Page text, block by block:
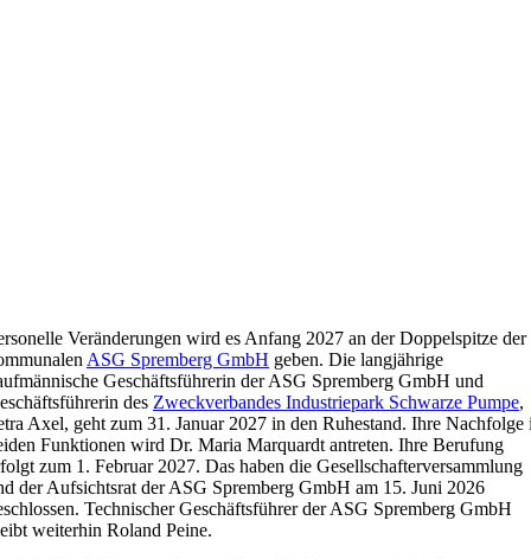
Veränderungen wird es Anfang 2027 an der Doppelspitze der
ASG Spremberg GmbH geben. Die langjährige
Geschäftsführerin der ASG Spremberg GmbH und
des Zweckverbandes Industriepark Schwarze Pumpe,
Axel, geht zum 31. Januar 2027 in den Ruhestand. Ihre Nachfolge
Funktionen wird Dr. Maria Marquardt antreten. Ihre Berufung
zum 1. Februar 2027. Das haben die Gesellschafterversammlung
der Aufsichtsrat der ASG Spremberg GmbH am 15. Juni 2026
Technischer Geschäftsführer der ASG Spremberg GmbH
weiterhin Roland Peine.